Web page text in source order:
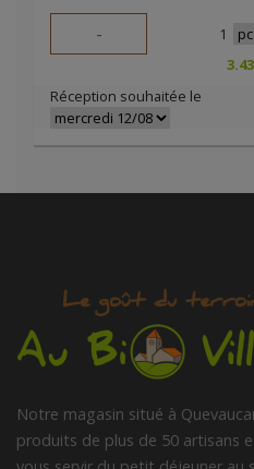
- 1
3.43
Réception souhaitée le
Notre magasin situé à
produits de plus de 50 artisans